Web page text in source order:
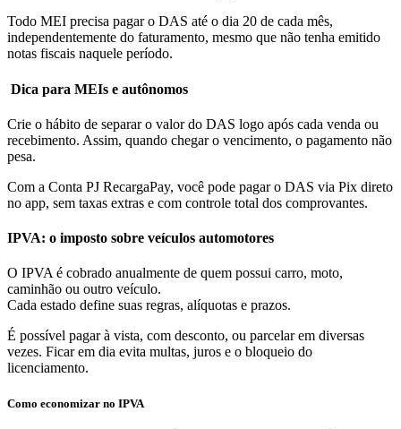
Todo MEI precisa pagar o DAS até o dia 20 de cada mês,
independentemente do faturamento, mesmo que não tenha emitido
notas fiscais naquele período.
Dica para MEIs e autônomos
Crie o hábito de separar o valor do DAS logo após cada venda ou
recebimento. Assim, quando chegar o vencimento, o pagamento não
pesa.
Com a Conta PJ RecargaPay, você pode pagar o DAS via Pix direto
no app, sem taxas extras e com controle total dos comprovantes.
IPVA: o imposto sobre veículos automotores
O IPVA é cobrado anualmente de quem possui carro, moto,
caminhão ou outro veículo.
Cada estado define suas regras, alíquotas e prazos.
É possível pagar à vista, com desconto, ou parcelar em diversas
vezes. Ficar em dia evita multas, juros e o bloqueio do
licenciamento.
Como economizar no IPVA